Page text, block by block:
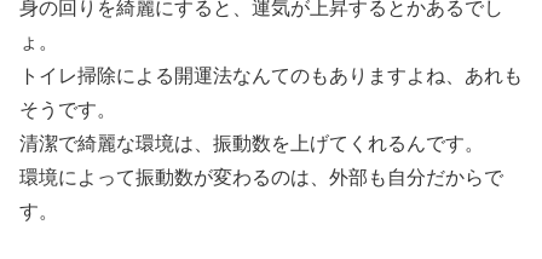
身の回りを綺麗にすると、運気が上昇するとかあるでし
ょ。
トイレ掃除による開運法なんてのもありますよね、あれも
そうです。
清潔で綺麗な環境は、振動数を上げてくれるんです。
環境によって振動数が変わるのは、外部も自分だからで
す。